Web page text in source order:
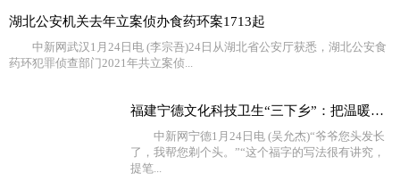
湖北公安机关去年立案侦办食药环案1713起
中新网武汉1月24日电 (李宗吾)24日从湖北省公安厅获悉，湖北公安食
药环犯罪侦查部门2021年共立案侦...
福建宁德文化科技卫生“三下乡”：把温暖送到百姓的心坎
中新网宁德1月24日电 (吴允杰)“爷爷您头发长
了，我帮您剃个头。”“这个福字的写法很有讲究，
提笔...